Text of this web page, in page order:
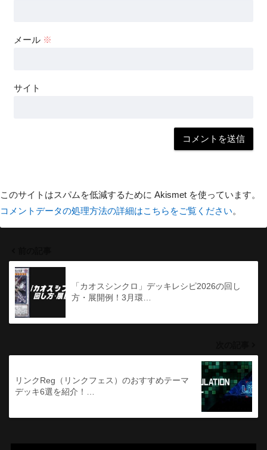
メール ※
サイト
このサイトはスパムを低減するために Akismet を使っています。
コメントデータの処理方法の詳細はこちらをご覧ください。
「カオスシンクロ」デッキレシピ2026の回し
方・展開例！3月環…
リンクReg（リンクフェス）のおすすめテーマ
デッキ6選を紹介！…